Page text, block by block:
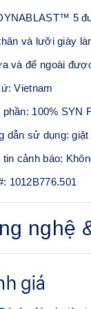
5
và lưỡi giày
và đế ngoài
Vietnam
phần: 100% SYN
dẫn sử dụng:
tin cảnh báo:
1012B776.501
nghệ
tiến độ thoáng khí